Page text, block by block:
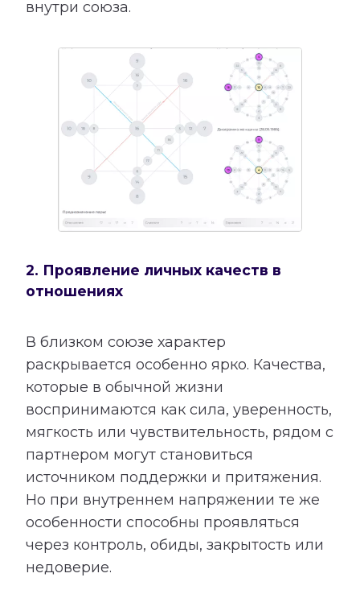
внутри союза.
2. Проявление личных качеств в
отношениях
В близком союзе характер
раскрывается особенно ярко. Качества,
которые в обычной жизни
воспринимаются как сила, уверенность,
мягкость или чувствительность, рядом с
партнером могут становиться
источником поддержки и притяжения.
Но при внутреннем напряжении те же
особенности способны проявляться
через контроль, обиды, закрытость или
недоверие.